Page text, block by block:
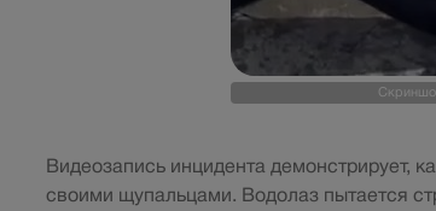
Видеозапись инцидента демонстрирует,
своими щупальцами. Водолаз пытается